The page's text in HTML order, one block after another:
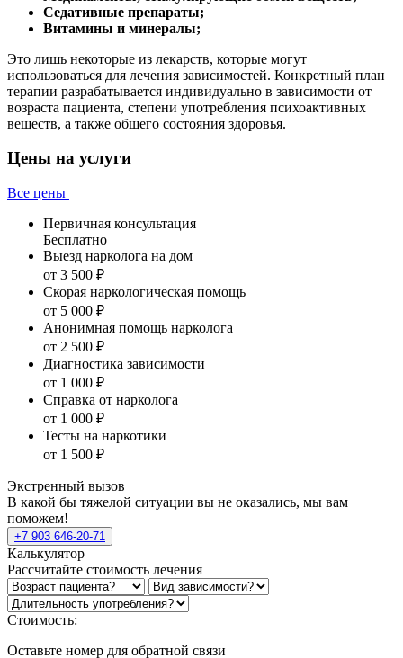
Седативные препараты;
Витамины и минералы;
Это лишь некоторые из лекарств, которые могут
использоваться для лечения зависимостей. Конкретный план
терапии разрабатывается индивидуально в зависимости от
возраста пациента, степени употребления психоактивных
веществ, а также общего состояния здоровья.
Цены на услуги
Все цены
Первичная консультация
Бесплатно
Выезд нарколога на дом
от 3 500 ₽
Скорая наркологическая помощь
от 5 000 ₽
Анонимная помощь нарколога
от 2 500 ₽
Диагностика зависимости
от 1 000 ₽
Справка от нарколога
от 1 000 ₽
Тесты на наркотики
от 1 500 ₽
Экстренный вызов
В какой бы тяжелой ситуации вы не оказались, мы вам
поможем!
+7 903 646-20-71
Калькулятор
Рассчитайте стоимость лечения
Стоимость:
Оставьте номер для обратной связи